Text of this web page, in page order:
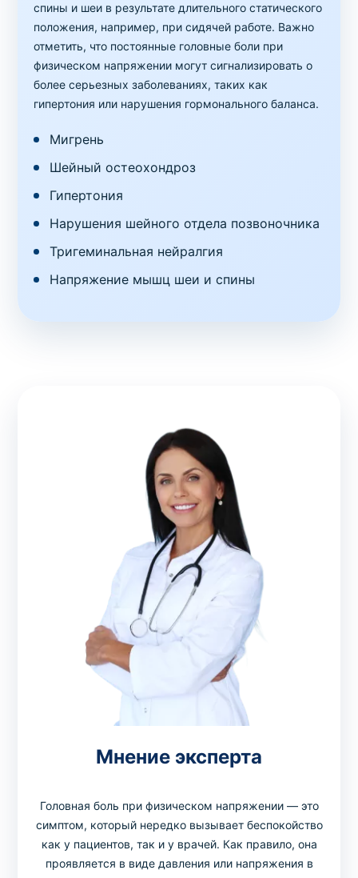
спины и шеи в результате длительного статического
положения, например, при сидячей работе. Важно
отметить, что постоянные головные боли при
физическом напряжении могут сигнализировать о
более серьезных заболеваниях, таких как
гипертония или нарушения гормонального баланса.
Мигрень
Шейный остеохондроз
Гипертония
Нарушения шейного отдела позвоночника
Тригеминальная нейралгия
Напряжение мышц шеи и спины
Мнение эксперта
Головная боль при физическом напряжении — это
симптом, который нередко вызывает беспокойство
как у пациентов, так и у врачей. Как правило, она
проявляется в виде давления или напряжения в